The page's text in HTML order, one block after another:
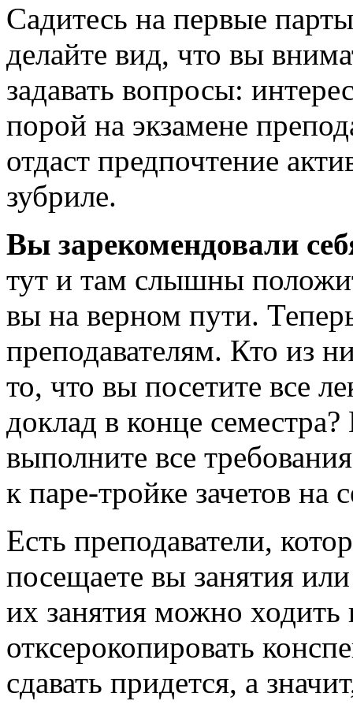
Садитесь на первые
делайте вид, что вы
задавать вопросы:
порой на экзамене
отдаст предпочтение
зубриле.
Вы зарекомендовали
тут и там слышны
вы на верном пути.
преподавателям. Кто из
то, что вы посетите все
доклад в конце
выполните все
к паре-тройке зачетов на
Есть преподаватели,
посещаете вы занятия
их занятия можно ходить
отксерокопировать
сдавать придется, а